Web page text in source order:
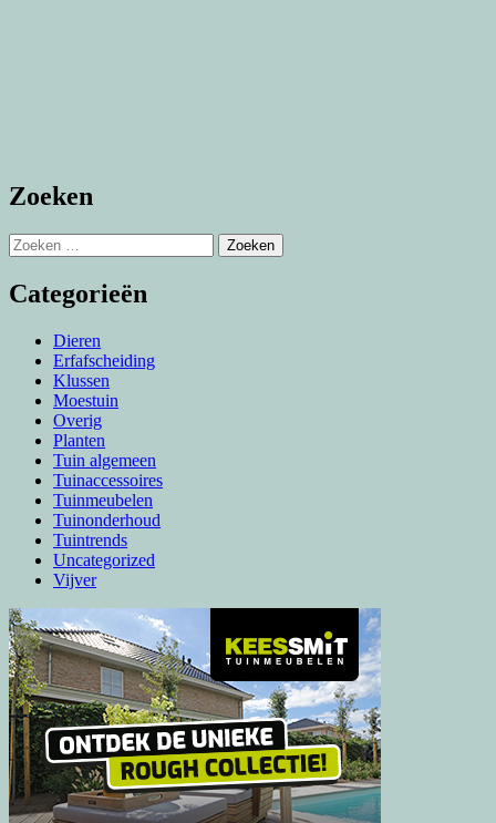
Zoeken
Zoeken
naar:
Categorieën
Dieren
Erfafscheiding
Klussen
Moestuin
Overig
Planten
Tuin algemeen
Tuinaccessoires
Tuinmeubelen
Tuinonderhoud
Tuintrends
Uncategorized
Vijver